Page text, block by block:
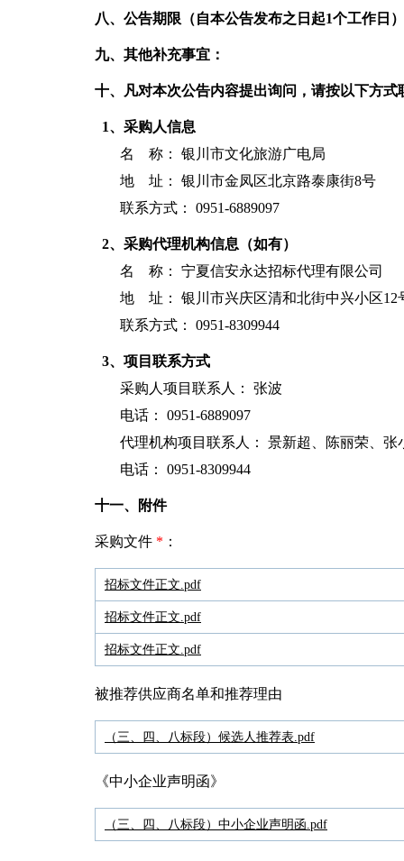
八、公告期限（自本公告发布之日起1个工作日
九、其他补充事宜：
十、凡对本次公告内容提出询问，请按以下方式
1、采购人信息
名 称： 银川市文化旅游广电局
地 址： 银川市金凤区北京路泰康街8号
联系方式： 0951-6889097
2、采购代理机构信息（如有）
名 称： 宁夏信安永达招标代理有限公司
地 址： 银川市兴庆区清和北街中兴小区12
联系方式： 0951-8309944
3、项目联系方式
采购人项目联系人： 张波
电话： 0951-6889097
代理机构项目联系人： 景新超、陈丽荣、张
电话： 0951-8309944
十一、附件
采购文件 * ：
招标文件正文.pdf
招标文件正文.pdf
招标文件正文.pdf
被推荐供应商名单和推荐理由
（三、四、八标段）候选人推荐表.pdf
《中小企业声明函》
（三、四、八标段）中小企业声明函.pdf